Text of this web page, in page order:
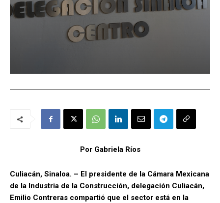
Por Gabriela Ríos
Culiacán, Sinaloa. – El presidente de la Cámara Mexicana
de la Industria de la Construcción, delegación Culiacán,
Emilio Contreras compartió que el sector está en la